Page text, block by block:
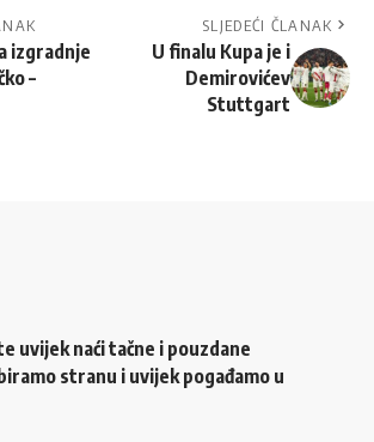
izgradnje
–
SLJEDEĆI ČLANAK
U finalu Kupa je i
Demirovićev
Stuttgart
uvijek naći tačne i pouzdane
stranu i uvijek pogađamo u